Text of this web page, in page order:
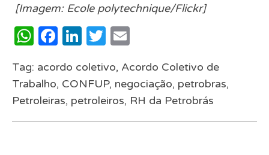
[Imagem: Ecole polytechnique/Flickr]
WhatsApp
Facebook
LinkedIn
Twitter
Tag: acordo coletivo, Acordo Coletivo de
Trabalho, CONFUP, negociação, petrobras,
Petroleiras, petroleiros, RH da Petrobrás